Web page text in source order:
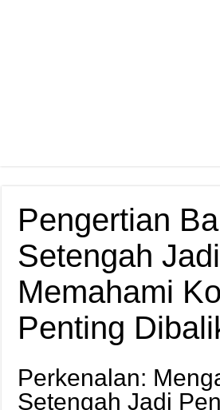
Pengertian
Setengah
Memahami
Penting
Perkenalan:
Setengah Jadi